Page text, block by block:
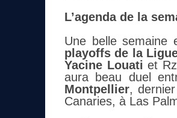
L’agenda de la
Une belle semaine
playoffs de la
Yacine Louati et
aura beau duel
Montpellier,
Canaries, à Las